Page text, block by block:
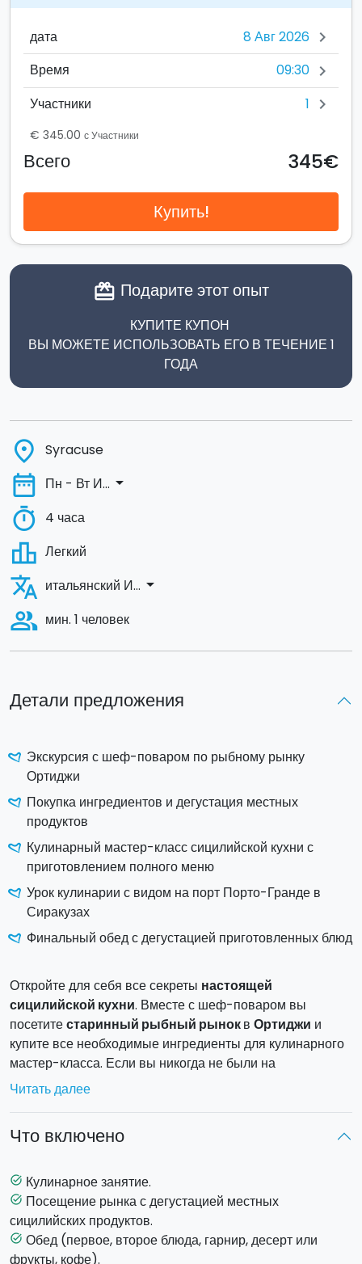
Детали предложения
Экскурсия с шеф-поваром по рыбному рынку
Ортиджи
Покупка ингредиентов и дегустация местных
продуктов
Кулинарный мастер-класс сицилийской кухни с
приготовлением полного меню
Урок кулинарии с видом на порт Порто-Гранде в
Сиракузах
Финальный обед с дегустацией приготовленных блюд
Откройте для себя все секреты настоящей
сицилийской кухни. Вместе с шеф-поваром вы
посетитестаринный рыбный рынокв Ортиджи и
купите все необходимые ингредиенты для кулинарного
мастер-класса. Если вы никогда не были на
сицилийском рынке, то вам надолго запомнится его
особая атмосфера: яркие краски и запахи смешиваются
времени. Во время посещения рынка вы попробуете
Далее на кухне, из которой открывается вид на порт
Сиракуз, шеф-повар поможет вам приготовить
меню традиционных сицилийских блюд
второе блюда, гарнир и десерт). Шеф-повар объяснит,
как готовить сицилийские блюда, а так же расскажет о
Читать далее
Что включено
task_alt Кулинарное занятие.
task_alt Посещение рынка с дегустацией местных
сицилийских продуктов.
task_alt Обед (первое, второе блюда, гарнир, десерт или
фрукты, кофе).
дата chevron_right
Время 09:30 chevron_right
Участники 1 chevron_right
€ 345.00 с Участники
Всего 345€
Купить!
card_giftcard Подарите этот опыт
КУПИТЕ КУПОН
ВЫ МОЖЕТЕ ИСПОЛЬЗОВАТЬ ЕГО В ТЕЧЕНИЕ 1
ГОДА
place Syracuse
date_range Пн - Вт И... arrow_drop_down
timer 4 часа
leaderboard Легкий
translate итальянский И... arrow_drop_down
people_alt мин. 1 человек